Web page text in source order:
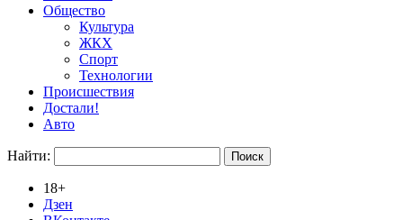
Общество
Культура
ЖКХ
Спорт
Технологии
Происшествия
Достали!
Авто
Найти:
18+
Дзен